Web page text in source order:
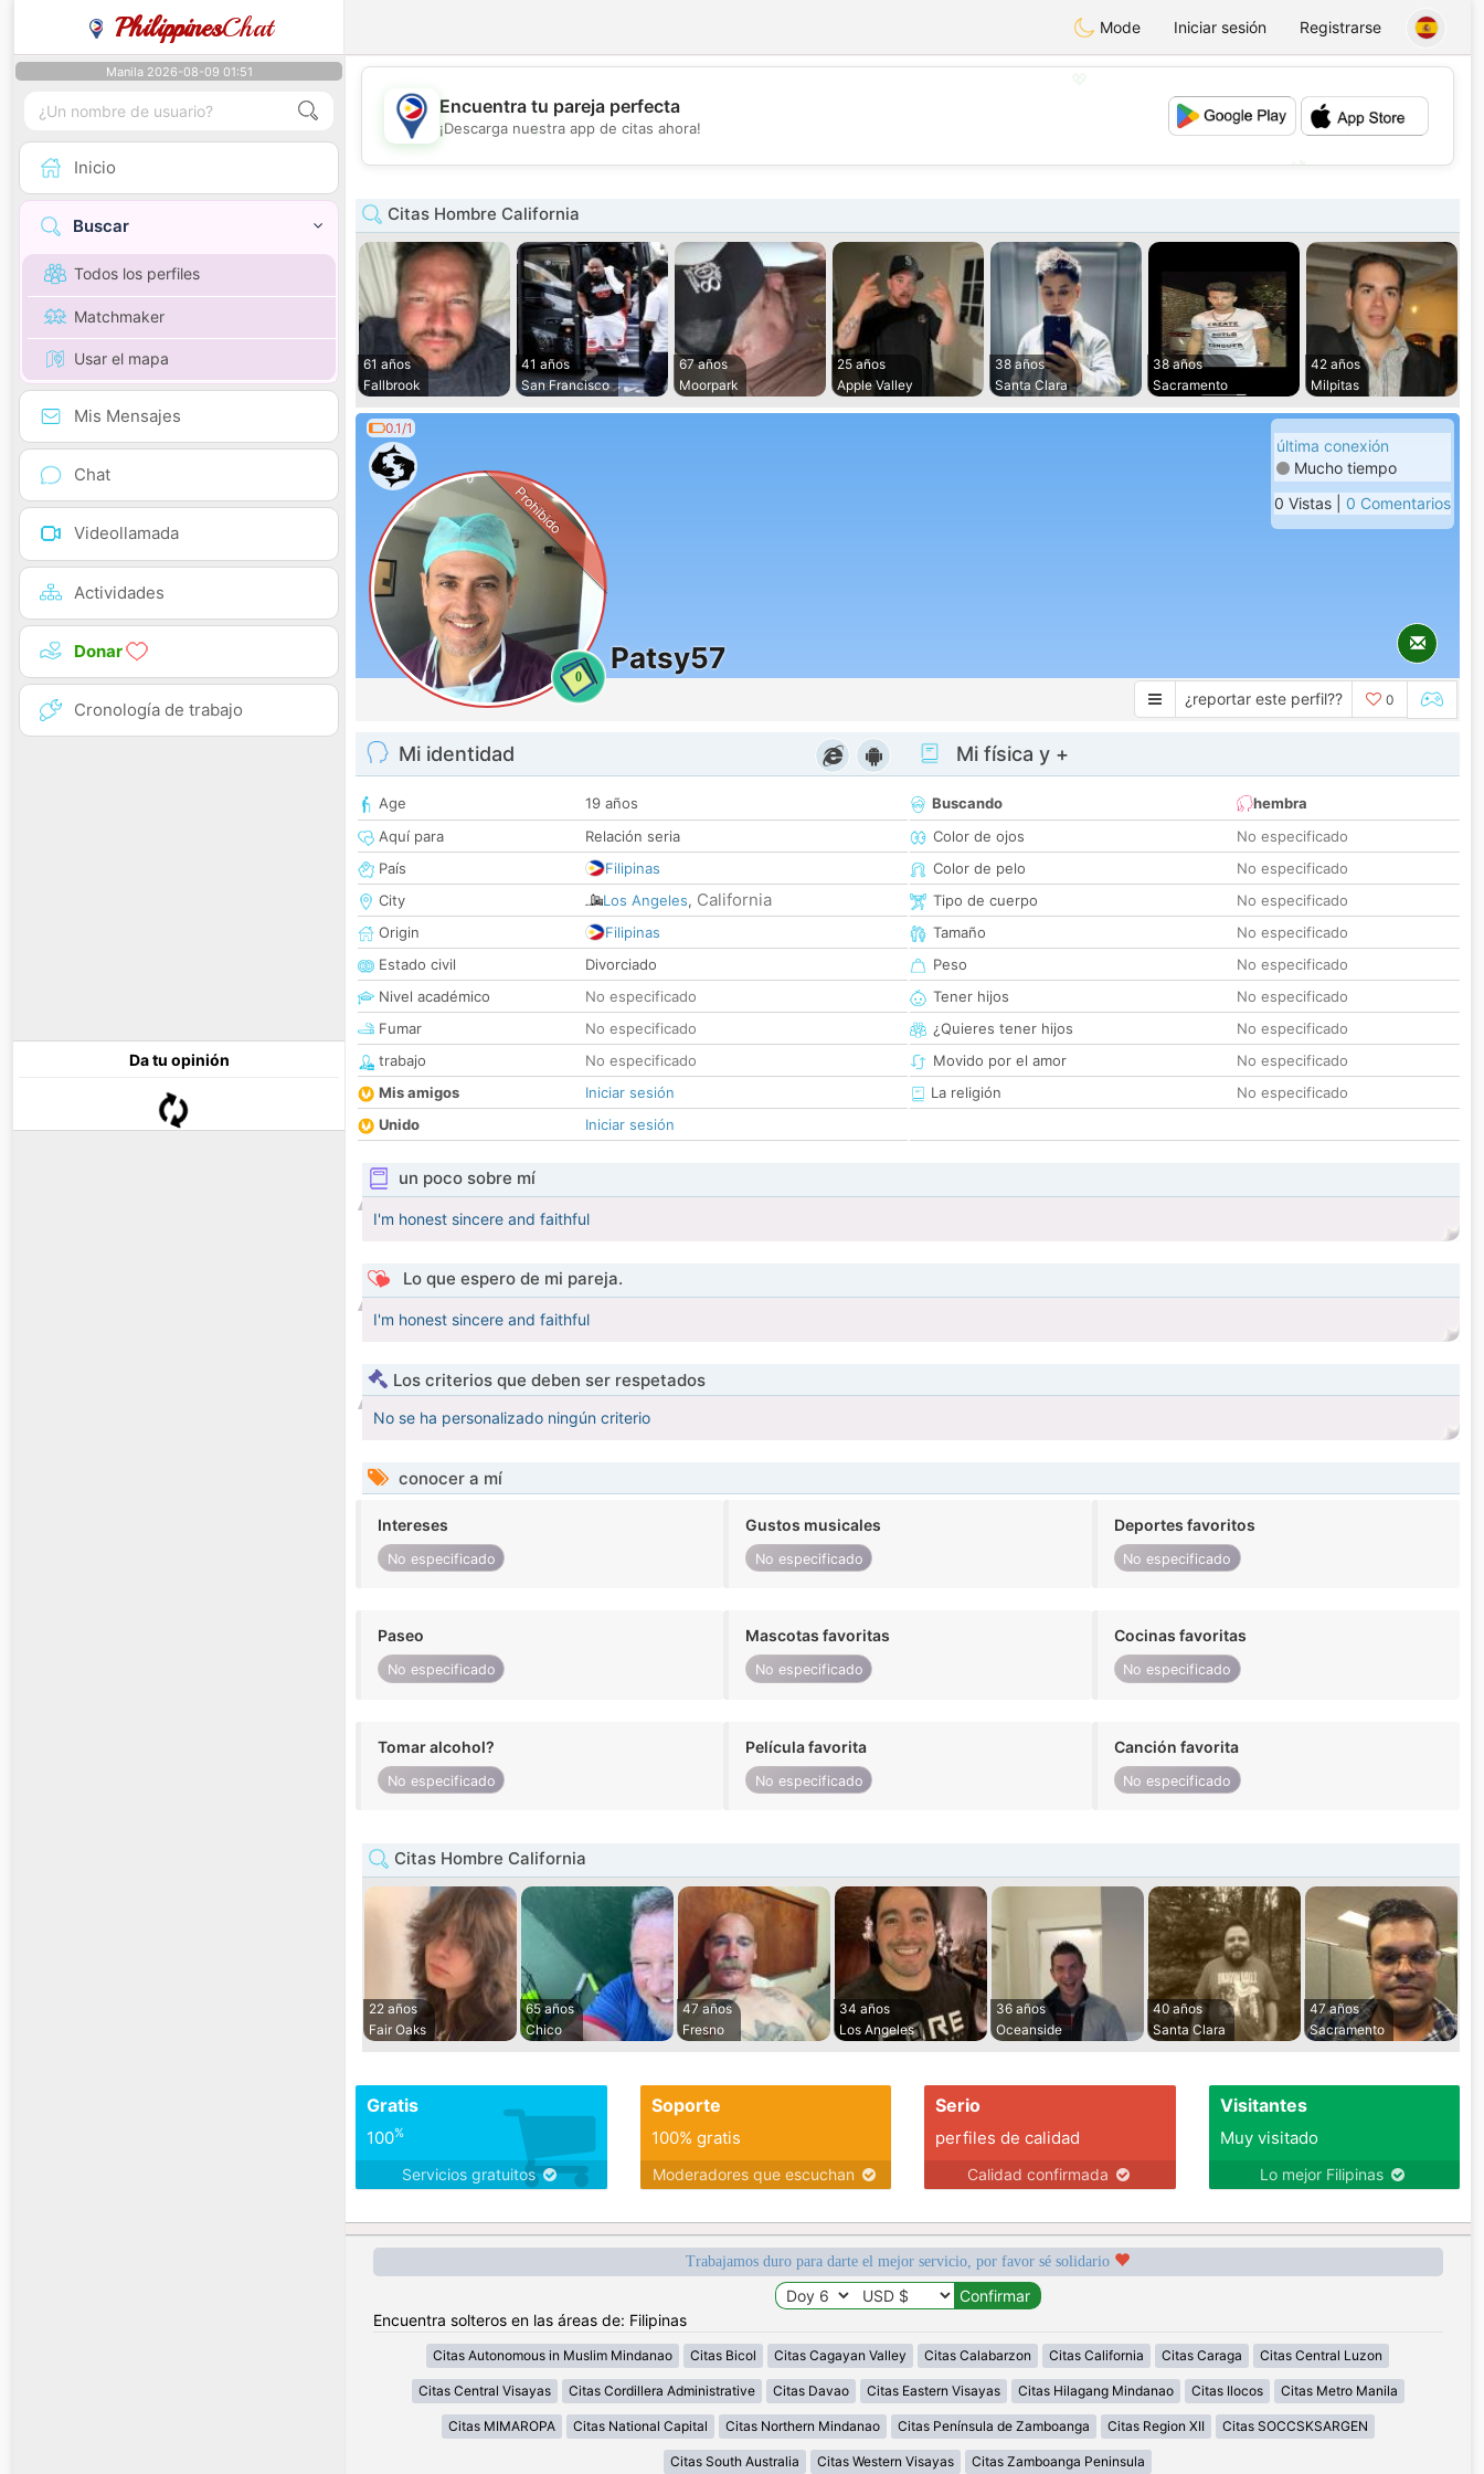
PhilippinesChat Mode Iniciar sesión Registrarse
Manila 2026-08-09 01:51
Inicio
Buscar
Todos los perfiles
Matchmaker
Usar el mapa
Mis Mensajes
Chat
Videollamada
Actividades
Donar
Cronología de trabajo
Da tu opinión
💕
Encuentra tu pareja perfecta
¡Descarga nuestra app de citas ahora!
Citas Hombre California
61 años
Fallbrook
41 años
San Francisco
67 años
Moorpark
25 años
Apple Valley
38 años
Santa Clara
38 años
Sacramento
42 años
Milpitas
0.1/1
0
Prohibido
Patsy57
última conexión
Mucho tiempo
0 Vistas | 0 Comentarios
¿reportar este perfil?? 0
Mi identidad
Age
19 años
Aquí para
Relación seria
País
Filipinas
City
Los Angeles, California
Origin
Filipinas
Estado civil
Divorciado
Nivel académico
No especificado
Fumar
No especificado
trabajo
No especificado
Mis amigos
Iniciar sesión
Unido
Iniciar sesión
Mi física y +
Buscando
hembra
Color de ojos
No especificado
Color de pelo
No especificado
Tipo de cuerpo
No especificado
Tamaño
No especificado
Peso
No especificado
Tener hijos
No especificado
¿Quieres tener hijos
No especificado
Movido por el amor
No especificado
La religión
No especificado
un poco sobre mí
I'm honest sincere and faithful
Lo que espero de mi pareja.
I'm honest sincere and faithful
Los criterios que deben ser respetados
No se ha personalizado ningún criterio
conocer a mí
Intereses
No especificado
Gustos musicales
No especificado
Deportes favoritos
No especificado
Paseo
No especificado
Mascotas favoritas
No especificado
Cocinas favoritas
No especificado
Tomar alcohol?
No especificado
Película favorita
No especificado
Canción favorita
No especificado
Citas Hombre California
22 años
Fair Oaks
65 años
Chico
47 años
Fresno
34 años
Los Angeles
36 años
Oceanside
40 años
Santa Clara
47 años
Sacramento
Gratis
100%
Servicios gratuitos
Soporte
100% gratis
Moderadores que escuchan
Serio
perfiles de calidad
Calidad confirmada
Visitantes
Muy visitado
Lo mejor Filipinas
Trabajamos duro para darte el mejor servicio, por favor sé solidario
Encuentra solteros en las áreas de: Filipinas
Citas Autonomous in Muslim Mindanao Citas Bicol Citas Cagayan Valley Citas Calabarzon Citas California Citas Caraga Citas Central Luzon
Citas Central Visayas Citas Cordillera Administrative Citas Davao Citas Eastern Visayas Citas Hilagang Mindanao Citas Ilocos Citas Metro Manila
Citas MIMAROPA Citas National Capital Citas Northern Mindanao Citas Península de Zamboanga Citas Region XII Citas SOCCSKSARGEN
Citas South Australia Citas Western Visayas Citas Zamboanga Peninsula